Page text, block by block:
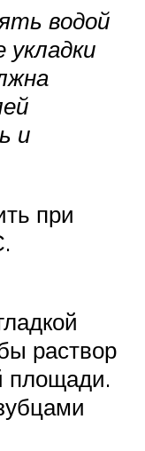
водой
укладки
и
при
раствор
площади.